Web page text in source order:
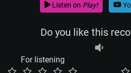
Listen on Play!
Do you like this
For listening